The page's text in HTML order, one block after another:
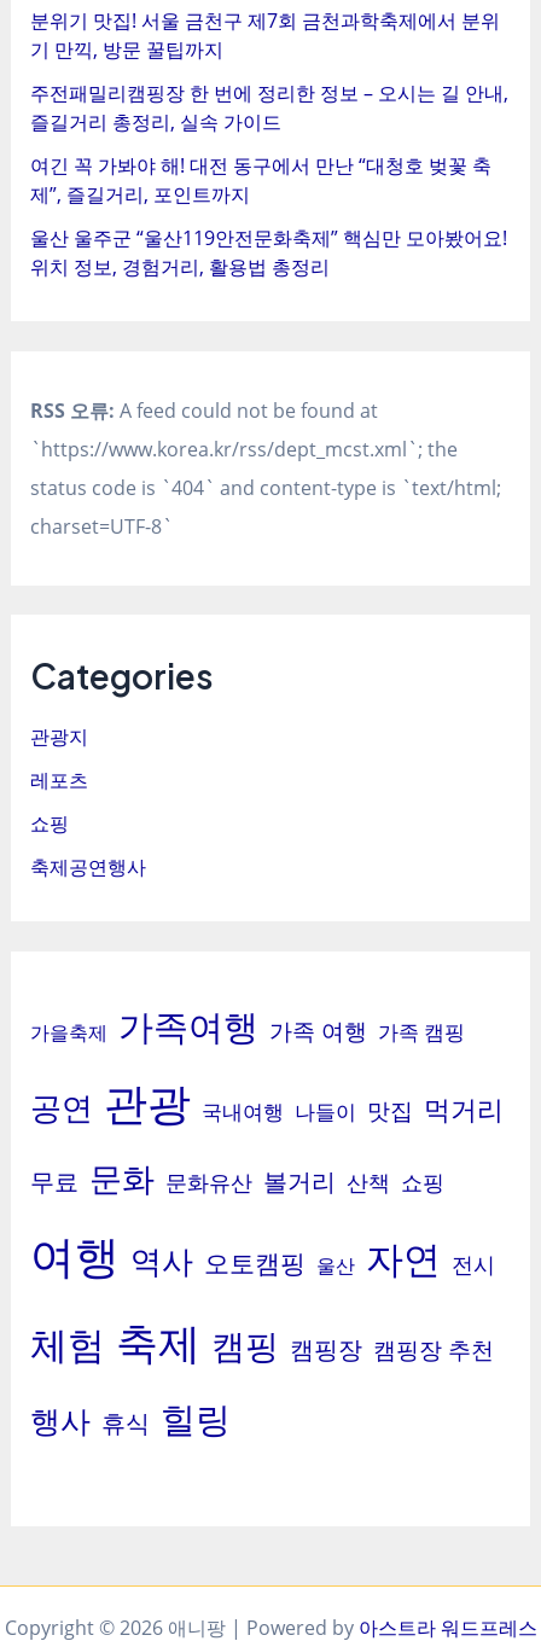
분위기 맛집! 서울 금천구 제7회 금천과학축제에서 분위
기 만끽, 방문 꿀팁까지
주전패밀리캠핑장 한 번에 정리한 정보 – 오시는 길 안내,
즐길거리 총정리, 실속 가이드
여긴 꼭 가봐야 해! 대전 동구에서 만난 “대청호 벚꽃 축
제”, 즐길거리, 포인트까지
울산 울주군 “울산119안전문화축제” 핵심만 모아봤어요!
위치 정보, 경험거리, 활용법 총정리
RSS 오류: A feed could not be found at
`https://www.korea.kr/rss/dept_mcst.xml`; the
status code is `404` and content-type is `text/html;
charset=UTF-8`
Categories
관광지
레포츠
쇼핑
축제공연행사
가을축제 가족여행 가족 여행 가족 캠핑
공연 관광 국내여행 나들이 맛집 먹거리
무료 문화 문화유산 볼거리 산책 쇼핑
여행 역사 오토캠핑 울산 자연 전시
체험 축제 캠핑 캠핑장 캠핑장 추천
행사 휴식 힐링
Copyright © 2026 애니팡 | Powered by 아스트라 워드프레스